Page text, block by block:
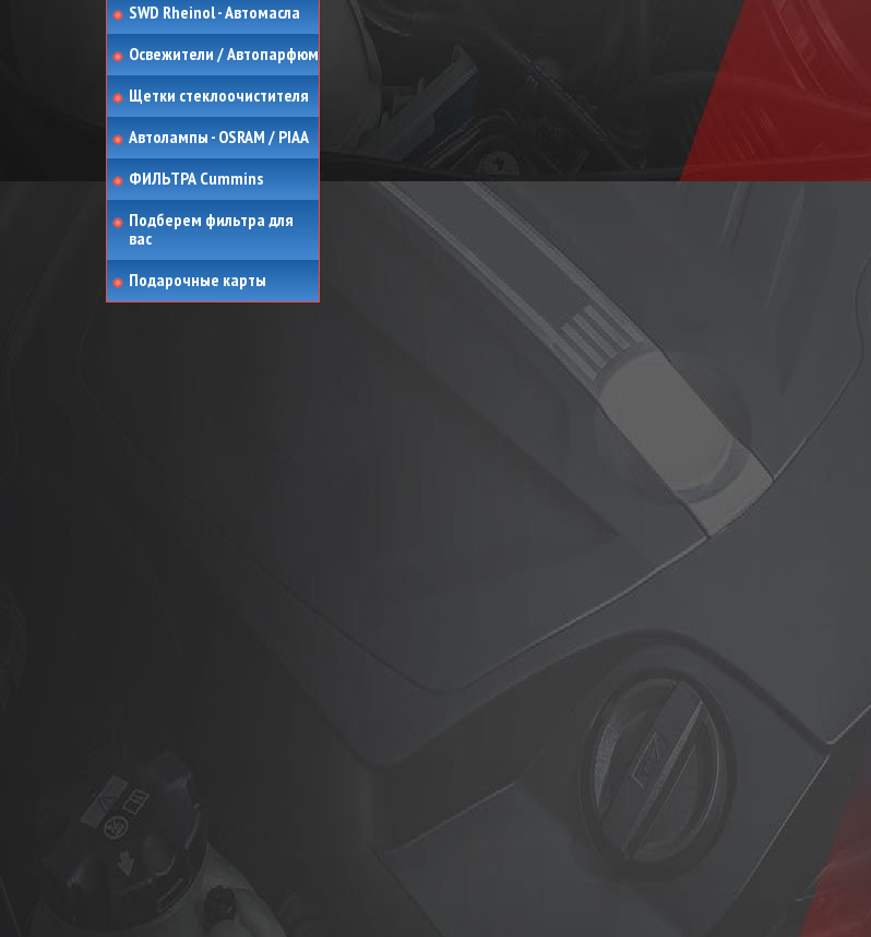
SWD Rheinol - Автомасла
Освежители / Автопарфюм
Щетки стеклоочистителя
Автолампы - OSRAM / PIAA
ФИЛЬТРА Cummins
Подберем фильтра для
вас
Подарочные карты